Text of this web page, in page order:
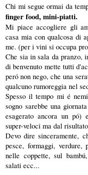
Chi mi segue ormai da
finger food, mini-piatti.
Mi piace accogliere gli
casa mia con qualcosa di
me. (per i vini si occupa
Che sia in sala da pranzo,
di benvenuto mette tutti
peró non nego, che una
qualcuno rumoreggia nel
Spesso il tempo mi é
sogno sarebbe una
esagerato ancora un pó)
super-veloci ma dal
Devo dire sinceramente,
pesce, formaggi,
nelle coppette, sul
salati ecc...